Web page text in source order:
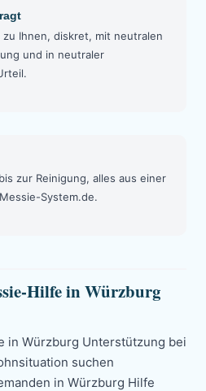
Ihnen, diskret, mit neutralen
und in neutraler
zur Reinigung, alles aus einer
System.de.
Hilfe in Würzburg
in Würzburg Unterstützung bei
suchen
in Würzburg Hilfe